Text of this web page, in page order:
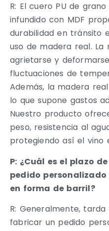
R: El cuero PU de
infundido con MDF
durabilidad en tránsito
uso de madera real. La
agrietarse y
fluctuaciones de
Además, la madera
lo que supone gastos
Nuestro producto
peso, resistencia al
protegiendo así el vino
P: ¿Cuál es el plazo
pedido
en forma de barril?
R: Generalmente,
fabricar un pedido